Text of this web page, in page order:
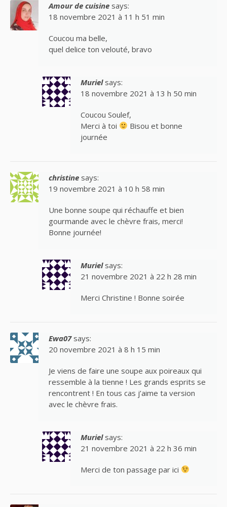
Amour de cuisine says:
18 novembre 2021 à 11 h 51 min
Coucou ma belle,
quel delice ton velouté, bravo
Muriel says:
18 novembre 2021 à 13 h 50 min
Coucou Soulef,
Merci à toi
Bisou et bonne
journée
christine says:
19 novembre 2021 à 10 h 58 min
Une bonne soupe qui réchauffe et bien
gourmande avec le chèvre frais, merci!
Bonne journée!
Muriel says:
21 novembre 2021 à 22 h 28 min
Merci Christine ! Bonne soirée
Ewa07 says:
20 novembre 2021 à 8 h 15 min
Je viens de faire une soupe aux poireaux qui
ressemble à la tienne ! Les grands esprits se
rencontrent ! En tous cas j’aime ta version
avec le chèvre frais.
Muriel says:
21 novembre 2021 à 22 h 36 min
Merci de ton passage par ici